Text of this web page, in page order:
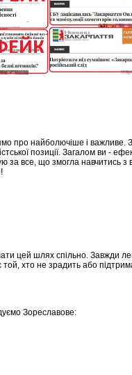
про найболючіше і важливе.
позиції. Загалом ви -
за все, що змогла навчитись з
цей шлях спільно. Завжди
хто не зрадить або
Зореславове: